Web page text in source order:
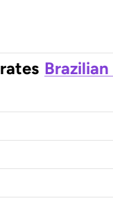
Brazilian